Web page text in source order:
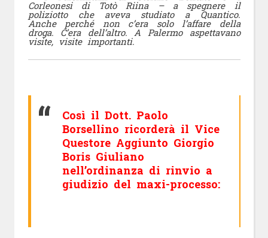
Corleonesi di Totò Riina – a spegnere il
poliziotto che aveva studiato a Quantico.
Anche perché non c’era solo l’affare della
droga. C’era dell’altro. A Palermo aspettavano
visite, visite importanti.
Così il Dott. Paolo
Borsellino ricorderà il Vice
Questore Aggiunto Giorgio
Boris Giuliano
nell’ordinanza di rinvio a
giudizio del maxi-processo: